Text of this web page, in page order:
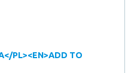
PL><EN>ADD TO